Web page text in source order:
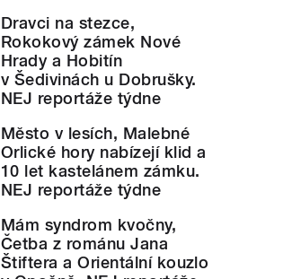
Dravci na stezce,
Rokokový zámek Nové
Hrady a Hobitín
v Šedivinách u Dobrušky.
NEJ reportáže týdne
Město v lesích, Malebné
Orlické hory nabízejí klid a
10 let kastelánem zámku.
NEJ reportáže týdne
Mám syndrom kvočny,
Četba z románu Jana
Štiftera a Orientální kouzlo